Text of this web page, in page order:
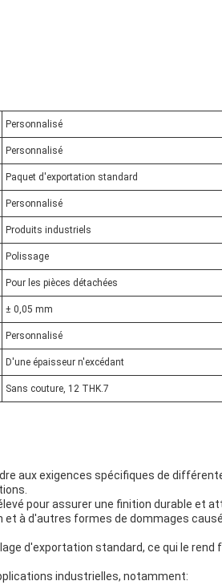
Personnalisé
Personnalisé
Paquet d'exportation standard
Personnalisé
Produits industriels
Polissage
Pour les pièces détachées
± 0,05 mm
Personnalisé
D'une épaisseur n'excédant
Sans couture, 12 THK.7
aux exigences spécifiques de
pour assurer une finition durable et
et à d'autres formes de dommages
d'exportation standard, ce qui le rend
industrielles, notamment: